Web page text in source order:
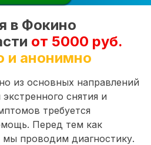
в Фокино
от 5000 руб.
и анонимно
из основных направлений
снятия и
требуется
Перед тем как
проводим диагностику.